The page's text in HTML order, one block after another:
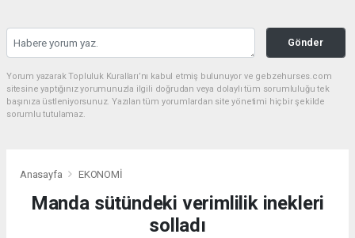
Gönder
Yorum yazarak Topluluk Kuralları’nı kabul etmiş bulunuyor ve gebzehurses.com
sitesine yaptığınız yorumunuzla ilgili doğrudan veya dolaylı tüm sorumluluğu tek
başınıza üstleniyorsunuz. Yazılan tüm yorumlardan site yönetimi hiçbir şekilde
sorumlu tutulamaz.
Anasayfa EKONOMİ
Manda sütündeki verimlilik inekleri
solladı